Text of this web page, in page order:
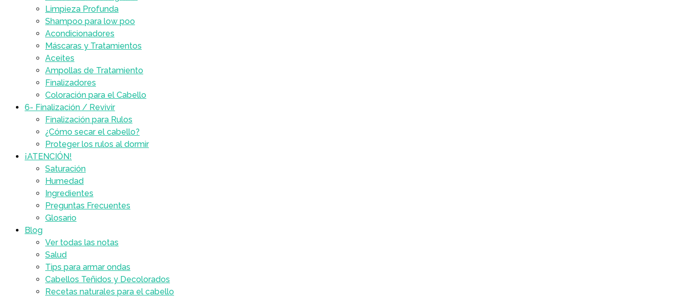
Limpieza Profunda
Shampoo para low poo
Acondicionadores
Máscaras y Tratamientos
Aceites
Ampollas de Tratamiento
Finalizadores
Coloración para el Cabello
6- Finalización / Revivir
Finalización para Rulos
¿Cómo secar el cabello?
Proteger los rulos al dormir
¡ATENCIÓN!
Saturación
Humedad
Ingredientes
Preguntas Frecuentes
Glosario
Blog
Ver todas las notas
Salud
Tips para armar ondas
Cabellos Teñidos y Decolorados
Recetas naturales para el cabello